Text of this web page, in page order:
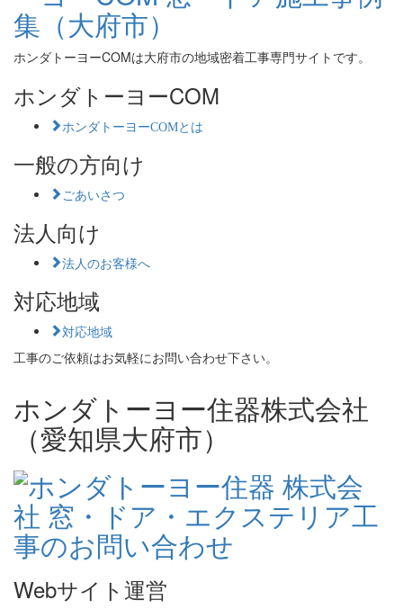
ホンダトーヨーCOMは大府市の地域密着工事専門サイトです。
ホンダトーヨーCOM
ホンダトーヨーCOMとは
一般の方向け
ごあいさつ
法人向け
法人のお客様へ
対応地域
対応地域
工事のご依頼はお気軽にお問い合わせ下さい。
ホンダトーヨー住器株式会社
（愛知県大府市）
Webサイト運営